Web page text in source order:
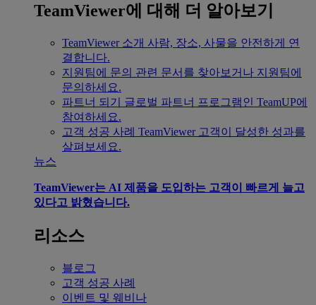
TeamViewer에 대해 더 알아보기
TeamViewer 소개 사람, 장소, 사물을 안전하게 연
결합니다.
지원팀에 문의 관련 문서를 찾아보거나 지원팀에
문의하세요.
파트너 되기
글로벌 파트너 프로그램인 TeamUP에
참여하세요.
고객 성공 사례 TeamViewer 고객이 달성한 성과를
살펴보세요.
뉴스
TeamViewer는 AI 제품을 도입하는 고객이 빠르게 늘고
있다고 밝혔습니다.
리소스
블로그
고객 성공 사례
이벤트 및 웨비나